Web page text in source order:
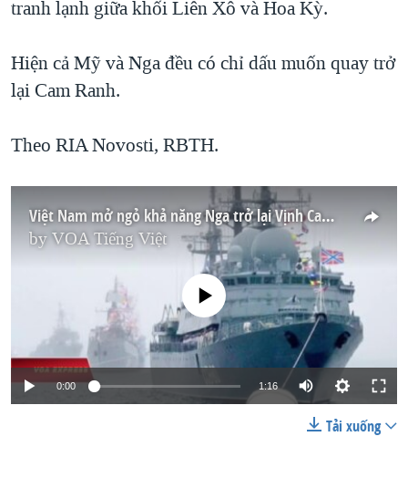
tranh lạnh giữa khối Liên Xô và Hoa Kỳ.
Hiện cả Mỹ và Nga đều có chỉ dấu muốn quay trở
lại Cam Ranh.
Theo RIA Novosti, RBTH.
Việt Nam mở ngỏ khả năng Nga trở lại Vịnh Cam Ranh
byVOA Tiếng Việt
No media source currently available
0:00 1:16
Tải xuống